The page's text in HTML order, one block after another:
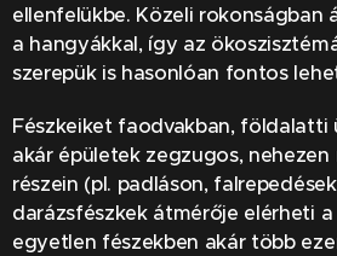
ellenfelükbe. Közeli rokonságban
a hangyákkal, így az
szerepük is hasonlóan fontos
Fészkeiket faodvakban, földalatti
akár épületek zegzugos,
részein (pl. padláson,
darázsfészkek átmérője elérheti
egyetlen fészekben akár több